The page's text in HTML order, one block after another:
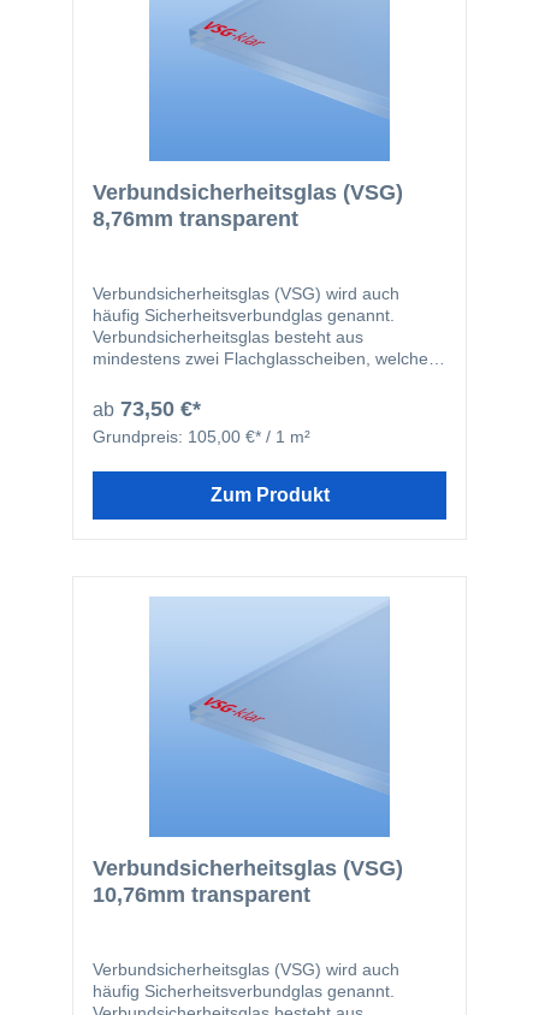
Verbundsicherheitsglas (VSG)
8,76mm transparent
Verbundsicherheitsglas (VSG) wird auch
häufig Sicherheitsverbundglas genannt.
Verbundsicherheitsglas besteht aus
mindestens zwei Flachglasscheiben, welche
zähelastische Folien miteinander verbunden
werden. Durch die Folie werden Verletzungen
bei Bruch der Scheiben deutlich verringert, da
bleiben. Unsere Verbundsicherheitsgläser
ab 73,50 €*
Grundpreis: 105,00 €* / 1 m²
Zum Produkt
Verbundsicherheitsglas (VSG)
10,76mm transparent
Verbundsicherheitsglas (VSG) wird auch
häufig Sicherheitsverbundglas genannt.